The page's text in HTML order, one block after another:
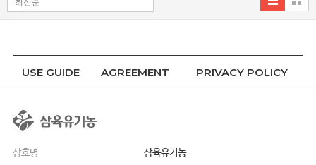
USE GUIDE AGREEMENT PRIVACY POLICY
상호명
삼육유기농